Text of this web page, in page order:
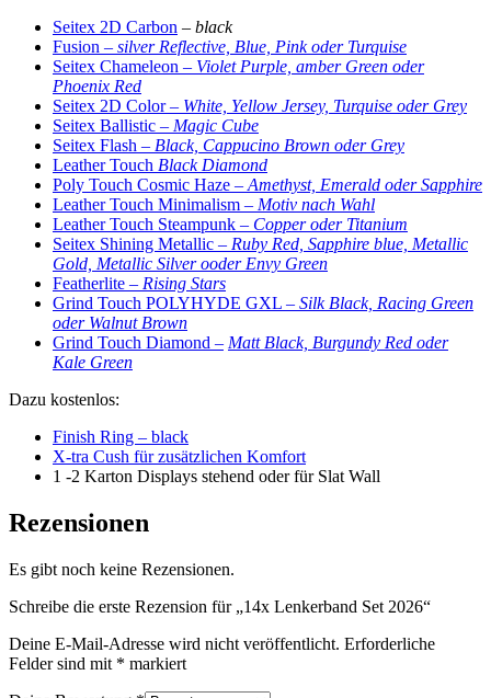
Seitex 2D Carbon – black
Fusion – silver Reflective, Blue, Pink oder Turquise
Seitex Chameleon – Violet Purple, amber Green oder
Phoenix Red
Seitex 2D Color– White, Yellow Jersey, Turquise oder Grey
Seitex Ballistic – Magic Cube
Seitex Flash – Black, Cappucino Brown oder Grey
Leather Touch Black Diamond
Poly Touch Cosmic Haze – Amethyst, Emerald oder Sapphire
Leather Touch Minimalism – Motiv nach Wahl
Leather Touch Steampunk – Copper oder Titanium
Seitex Shining Metallic – Ruby Red, Sapphire blue, Metallic
Gold, Metallic Silver ooder Envy Green
Featherlite – Rising Stars
Grind Touch POLYHYDE GXL – Silk Black, Racing Green
oder Walnut Brown
Grind Touch Diamond – Matt Black, Burgundy Red oder
Kale Green
Dazu kostenlos:
Finish Ring – black
X-tra Cush für zusätzlichen Komfort
1 -2 Karton Displays stehend oder für Slat Wall
Rezensionen
Es gibt noch keine Rezensionen.
Schreibe die erste Rezension für „14x Lenkerband Set 2026“
Deine E-Mail-Adresse wird nicht veröffentlicht. Erforderliche
Felder sind mit * markiert